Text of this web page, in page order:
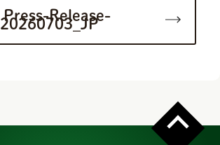
Press-Release-
20260703_JP